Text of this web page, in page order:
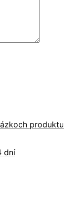
produktu
dní